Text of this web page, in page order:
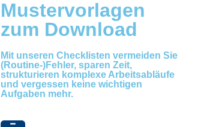
Mustervorlagen
zum Download
Mit unseren Checklisten vermeiden Sie
(Routine-)Fehler, sparen Zeit,
strukturieren komplexe Arbeitsabläufe
und vergessen keine wichtigen
Aufgaben mehr.